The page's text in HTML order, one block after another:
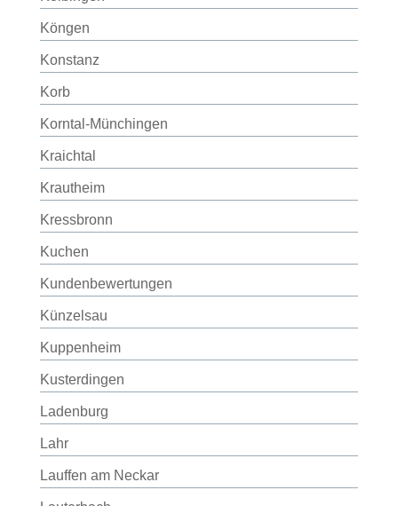
Köngen
Konstanz
Korb
Korntal-Münchingen
Kraichtal
Krautheim
Kressbronn
Kuchen
Kundenbewertungen
Künzelsau
Kuppenheim
Kusterdingen
Ladenburg
Lahr
Lauffen am Neckar